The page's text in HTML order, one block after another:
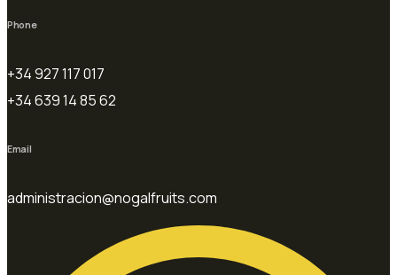
Phone
+34 927 117 017
+34 639 14 85 62
Email
administracion@nogalfruits.com